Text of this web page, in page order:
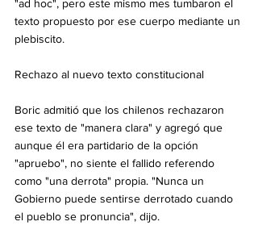
"ad hoc", pero este mismo mes tumbaron el
texto propuesto por ese cuerpo mediante un
plebiscito.
Rechazo al nuevo texto constitucional
Boric admitió que los chilenos rechazaron
ese texto de "manera clara" y agregó que
aunque él era partidario de la opción
"apruebo", no siente el fallido referendo
como "una derrota" propia. "Nunca un
Gobierno puede sentirse derrotado cuando
el pueblo se pronuncia", dijo.